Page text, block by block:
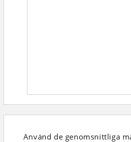
Använd de genomsnittliga